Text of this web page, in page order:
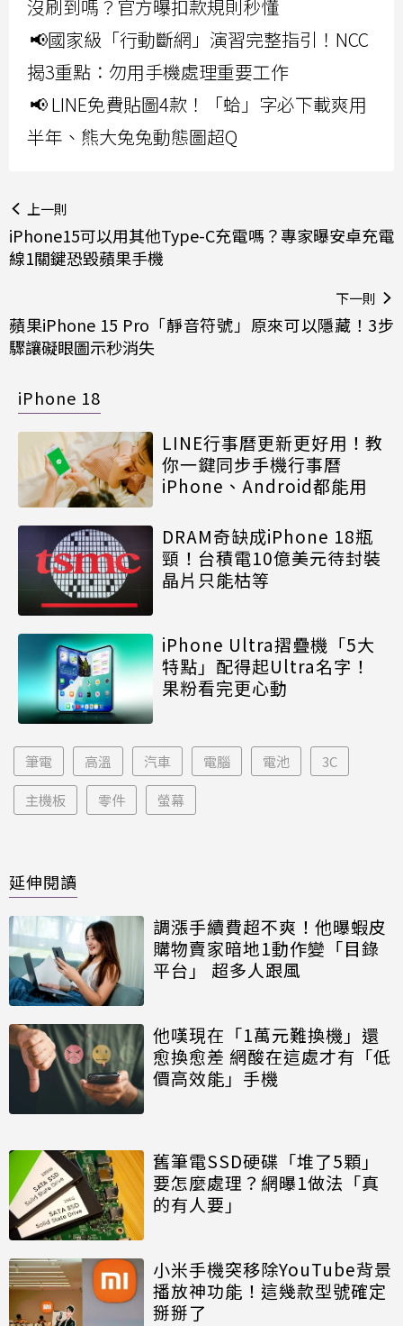
沒刷到嗎？官方曝扣款規則秒懂
📢國家級「行動斷網」演習完整指引！NCC
揭3重點：勿用手機處理重要工作
📢 LINE免費貼圖4款！「蛤」字必下載爽用
半年、熊大兔兔動態圖超Q
上一則
iPhone15可以用其他Type-C充電嗎？專家曝安卓充電
線1關鍵恐毀蘋果手機
下一則
蘋果iPhone 15 Pro「靜音符號」原來可以隱藏！3步
驟讓礙眼圖示秒消失
iPhone 18
LINE行事曆更新更好用！教
你一鍵同步手機行事曆
iPhone、Android都能用
DRAM奇缺成iPhone 18瓶
頸！台積電10億美元待封裝
晶片只能枯等
iPhone Ultra摺疊機「5大
特點」配得起Ultra名字！
果粉看完更心動
筆電 高溫 汽車 電腦 電池 3C
主機板 零件 螢幕
延伸閱讀
調漲手續費超不爽！他曝蝦皮
購物賣家暗地1動作變「目錄
平台」 超多人跟風
他嘆現在「1萬元難換機」還
愈換愈差 網酸在這處才有「低
價高效能」手機
舊筆電SSD硬碟「堆了5顆」
要怎麼處理？網曝1做法「真
的有人要」
小米手機突移除YouTube背景
播放神功能！這幾款型號確定
掰掰了